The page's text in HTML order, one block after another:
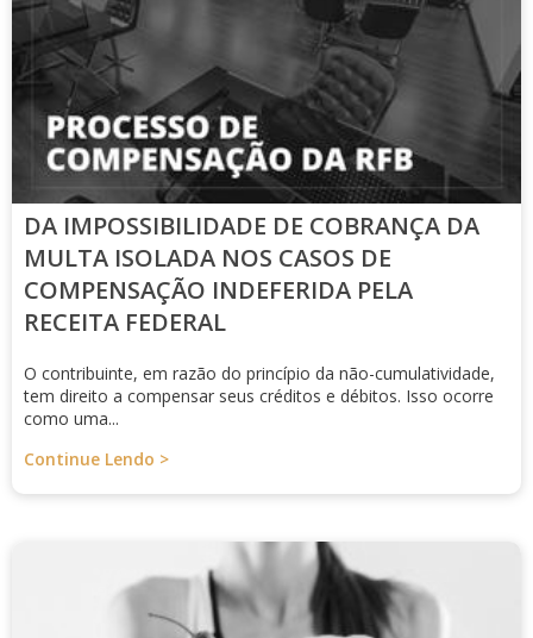
DA IMPOSSIBILIDADE DE COBRANÇA DA
MULTA ISOLADA NOS CASOS DE
COMPENSAÇÃO INDEFERIDA PELA
RECEITA FEDERAL
O contribuinte, em razão do princípio da não-cumulatividade,
tem direito a compensar seus créditos e débitos. Isso ocorre
como uma...
Continue Lendo >